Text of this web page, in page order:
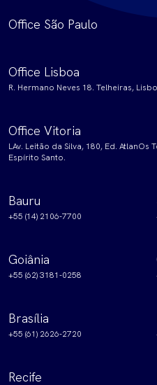
Office São Paulo
Office Lisboa
R. Hermano Neves 18. Telheiras,
Office Vitoria
LAv. Leitão da Silva, 180, Ed. AtlanOs
Espírito Santo.
Bauru
+55 (14) 2106-7700
Goiânia
+55 (62) 3181-0258
Brasília
+55 (61) 2626-2720
Recife